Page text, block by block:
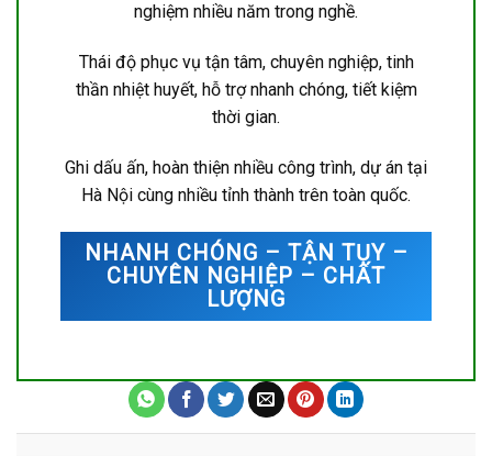
nghiệm nhiều năm trong nghề.
Thái độ phục vụ tận tâm, chuyên nghiệp, tinh
thần nhiệt huyết, hỗ trợ nhanh chóng, tiết kiệm
thời gian.
Ghi dấu ấn, hoàn thiện nhiều công trình, dự án tại
Hà Nội cùng nhiều tỉnh thành trên toàn quốc.
NHANH CHÓNG – TẬN TỤY –
CHUYÊN NGHIỆP – CHẤT
LƯỢNG